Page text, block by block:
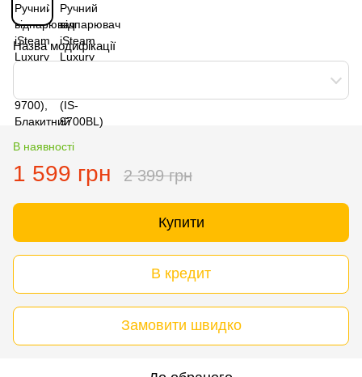
Назва модифікації
В наявності
1 599 грн 2 399 грн
Купити
В кредит
Замовити швидко